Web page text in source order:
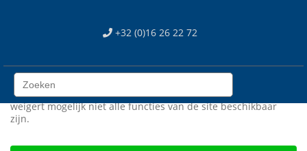
+32 (0)16 26 22 72
anderen ons helpen om de site en gebruikerservaring te
verbeteren (tracking cookies). U kan zelf kiezen of u deze
cookies wil toestaan of niet. Let op dat als u onze cookies
weigert mogelijk niet alle functies van de site beschikbaar
zijn.